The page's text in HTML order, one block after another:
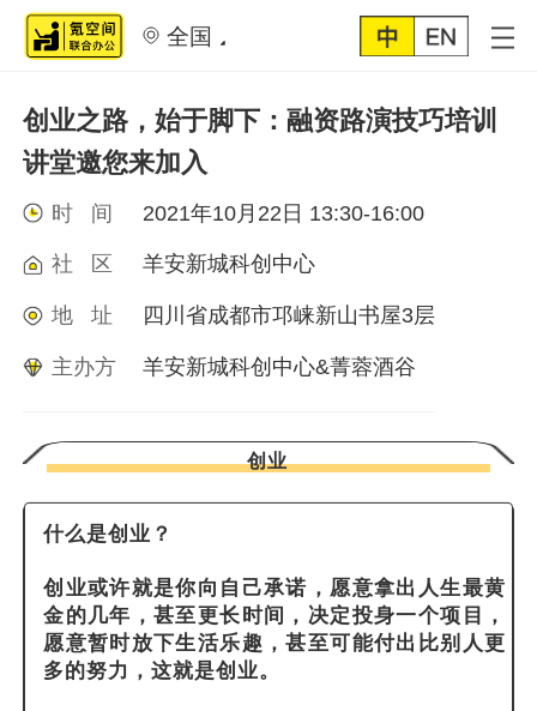
全国
创业之路，始于脚下：融资路演技巧培训
讲堂邀您来加入
时 间 2021年10月22日 13:30-16:00
社 区 羊安新城科创中心
地 址 四川省成都市邛崃新山书屋3层
主办方 羊安新城科创中心&菁蓉酒谷
创业
什么是创业？
创业或许就是你向自己承诺，愿意拿出人生最黄
金的几年，甚至更长时间，决定投身一个项目，
愿意暂时放下生活乐趣，甚至可能付出比别人更
多的努力，这就是创业。